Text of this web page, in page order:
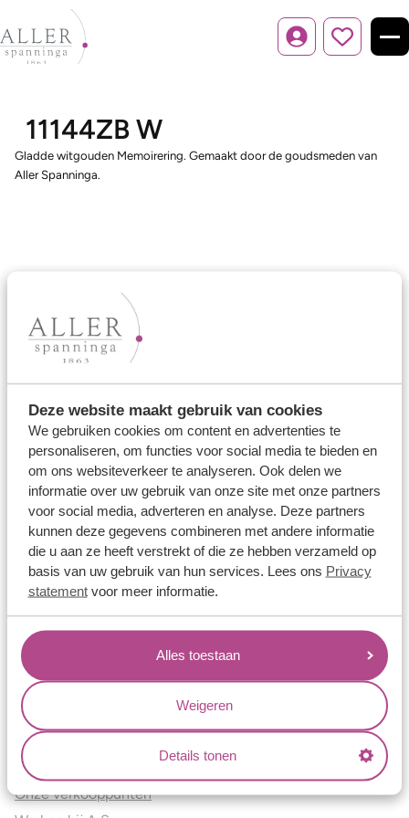
Deze website maakt gebruik van cookies
We gebruiken cookies om content en advertenties te
personaliseren, om functies voor social media te bieden en
om ons websiteverkeer te analyseren. Ook delen we
informatie over uw gebruik van onze site met onze partners
voor social media, adverteren en analyse. Deze partners
kunnen deze gegevens combineren met andere informatie
die u aan ze heeft verstrekt of die ze hebben verzameld op
basis van uw gebruik van hun services. Lees ons Privacy
statementvoor meer informatie.
Alles toestaan
Weigeren
Details tonen
Inloggen
11144ZB W
Gladde witgouden Memoirering. Gemaakt door de goudsmeden van
Aller Spanninga.
Ons aanbod
Trouwringen
Memoireringen
Verlovingsringen
Vriendschapsringen
Over ons
Aller Spanninga
Historie
Certificaten
Blogs
Jouw voordelen
Conflictvrije Materialen
Oneindig veel mogelijkheden
Kwaliteit
Juweliers & Contact
Onze verkooppunten